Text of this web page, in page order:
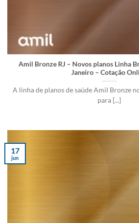
Amil Bronze RJ – Novos planos Linha
Janeiro – Cotação
A linha de planos de saúde Amil Bronze
para [...]
17
jun